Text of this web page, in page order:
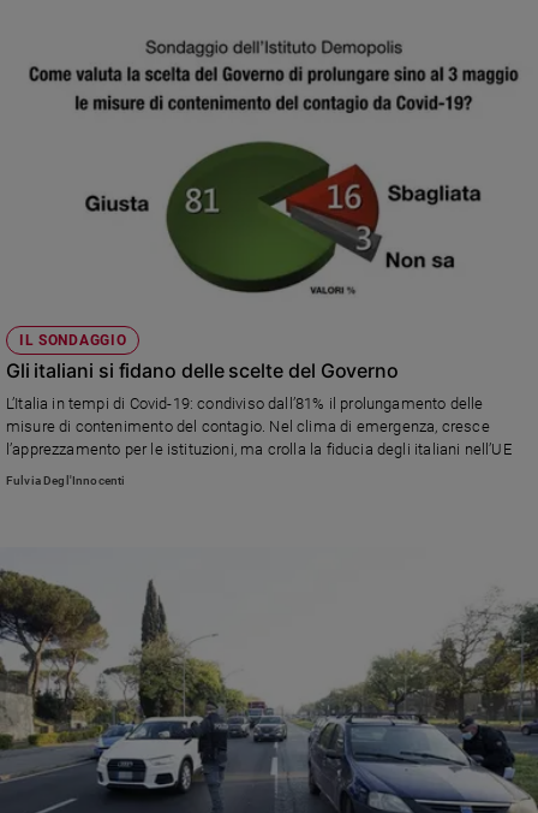
IL SONDAGGIO
Gli italiani si fidano delle scelte del Governo
L’Italia in tempi di Covid-19: condiviso dall’81% il prolungamento delle
misure di contenimento del contagio. Nel clima di emergenza, cresce
l’apprezzamento per le istituzioni, ma crolla la fiducia degli italiani nell’UE
Fulvia Degl'Innocenti